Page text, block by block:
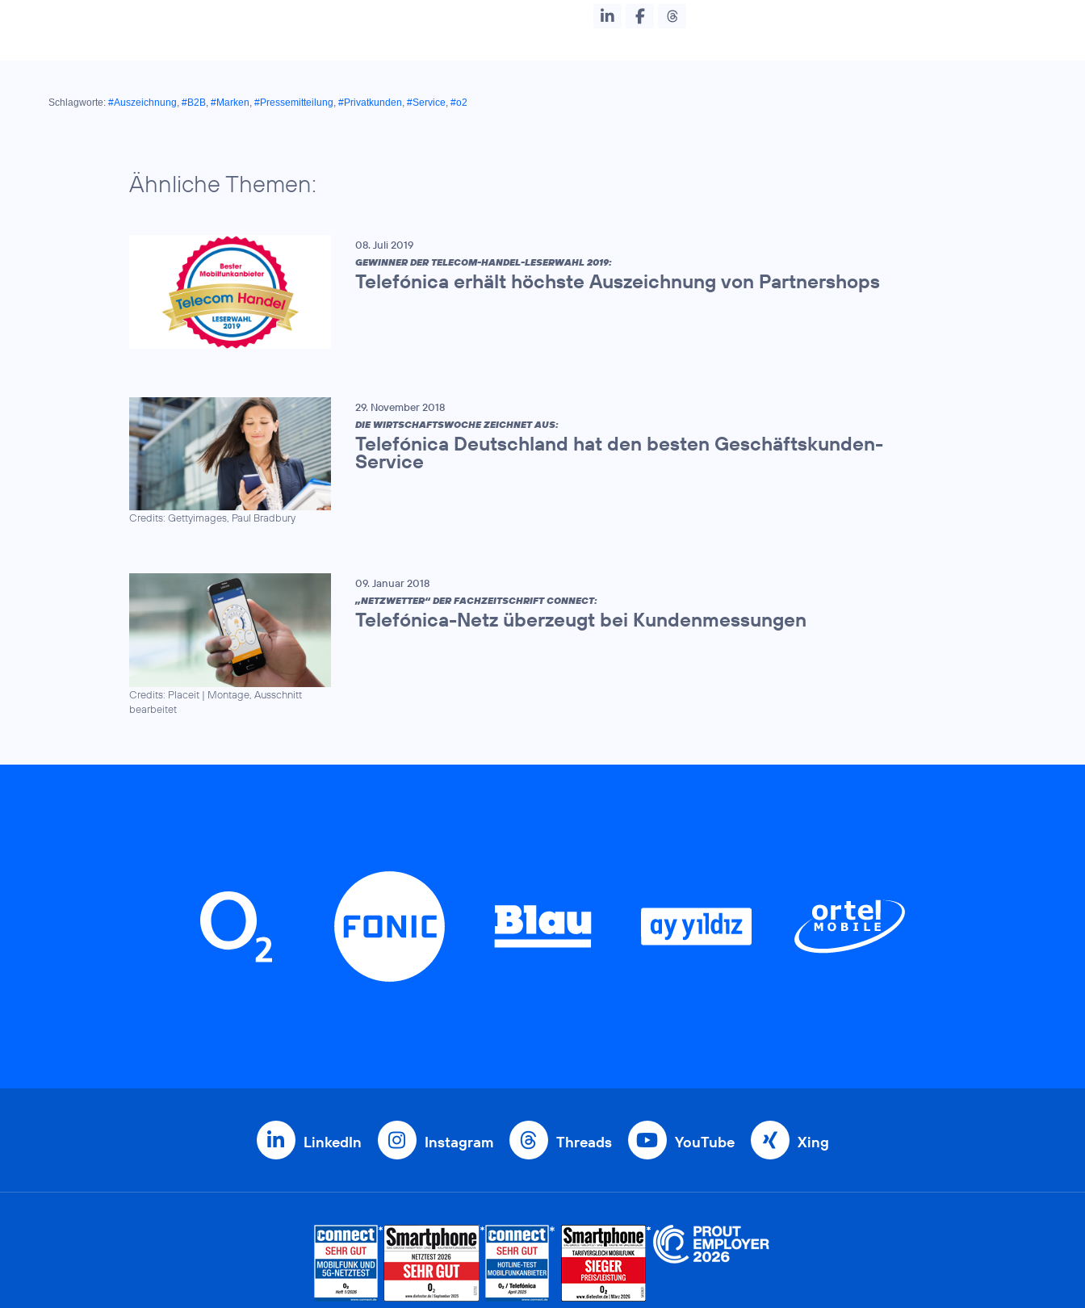
Schlagworte: #Auszeichnung, #B2B, #Marken, #Pressemitteilung, #Privatkunden, #Service, #o2
Ähnliche Themen:
08. Juli 2019
GEWINNER DER TELECOM-HANDEL-LESERWAHL 2019:
Telefónica erhält höchste Auszeichnung von Partnershops
Credits: Gettyimages, Paul Bradbury
29. November 2018
DIE WIRTSCHAFTSWOCHE ZEICHNET AUS:
Telefónica Deutschland hat den besten Geschäftskunden-
Service
Credits: Placeit | Montage, Ausschnitt
bearbeitet
09. Januar 2018
„NETZWETTER“ DER FACHZEITSCHRIFT CONNECT:
Telefónica-Netz überzeugt bei Kundenmessungen
LinkedIn Instagram Threads YouTube Xing